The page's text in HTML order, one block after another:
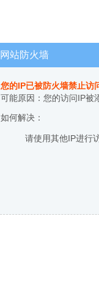
网站防火墙
您的IP已被防火墙禁止访
可能原因：您的访问IP被
如何解决：
请使用其他IP进行